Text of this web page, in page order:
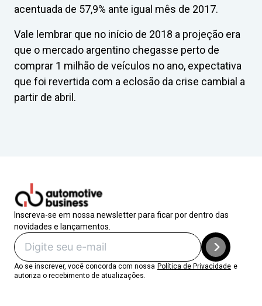
acentuada de 57,9% ante igual mês de 2017.
Vale lembrar que no início de 2018 a projeção era
que o mercado argentino chegasse perto de
comprar 1 milhão de veículos no ano, expectativa
que foi revertida com a eclosão da crise cambial a
partir de abril.
Inscreva-se em nossa newsletter para ficar por dentro das
novidades e lançamentos.
Ao se inscrever, você concorda com nossa Política de Privacidade e
autoriza o recebimento de atualizações.